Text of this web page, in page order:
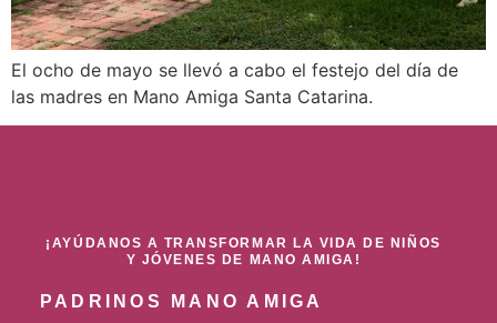
El ocho de mayo se llevó a cabo el festejo del día de
las madres en Mano Amiga Santa Catarina.
¡AYÚDANOS A TRANSFORMAR LA VIDA DE NIÑOS
Y JÓVENES DE MANO AMIGA!
PADRINOS MANO AMIGA